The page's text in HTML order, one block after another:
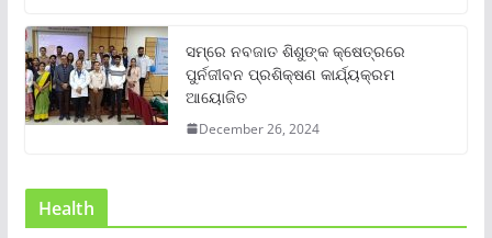
ସମ୍‌ରେ ନବଜାତ ଶିଶୁଙ୍କ କ୍ଷେତ୍ରରେ
ପୁର୍ନଜୀବନ ପ୍ରଶିକ୍ଷଣ କାର୍ଯ୍ୟକ୍ରମ
ଆୟୋଜିତ
December 26, 2024
Health